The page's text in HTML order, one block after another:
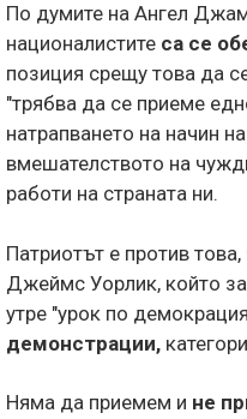
По думите на Ангел
националистите са се
позиция срещу това да
"трябва да се приеме
натрапването на начин
вмешателството на
работи на страната ни.
Патриотът е против
Джеймс Уорлик, който
утре "урок по
демонстрации,
Няма да приемем и не